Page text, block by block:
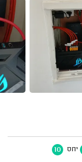
יחס 10